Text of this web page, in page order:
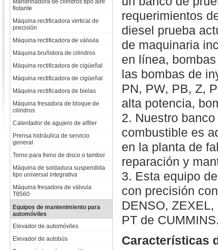
Mandrinadora de cilindros tipo aire
flotante
Máquina rectificadora vertical de
precisión
Máquina rectificadora de válvula
Máquina bruñidora de cilindros
Máquina rectificadora de cigüeñal
Máquina rectificadora de cigüeñal
Máquina rectificadora de bielas
Máquina fresadora de bloque de
cilindros
Calentador de agujero de alfiler
Prensa hidráulica de servicio
general
Torno para freno de disco o tambor
Máquina de soldadura suspendida
tipo universal integrativa
Máquina fresadora de válvula
T8560
Equipos de mantenimiento para
automóviles
Elevador de automóviles
Elevador de autobús
requerimientos
diesel prueba
de maquinaria
en línea,
las bombas de
PN, PW, PB, Z,
alta potencia,
2. Nuestro
combustible es
en la planta de
reparación y
3. Esta equipo
con precisión
DENSO,
PT de
Características